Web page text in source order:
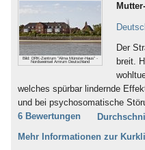
Bild: DRK-Zentrum "Alma Münster-Haus" -
Nordseeinsel Amrum Deutschland
Der
breit.
welches spürbar lindernde
und bei psychosomatische
6 Bewertungen
Mehr Informationen zur